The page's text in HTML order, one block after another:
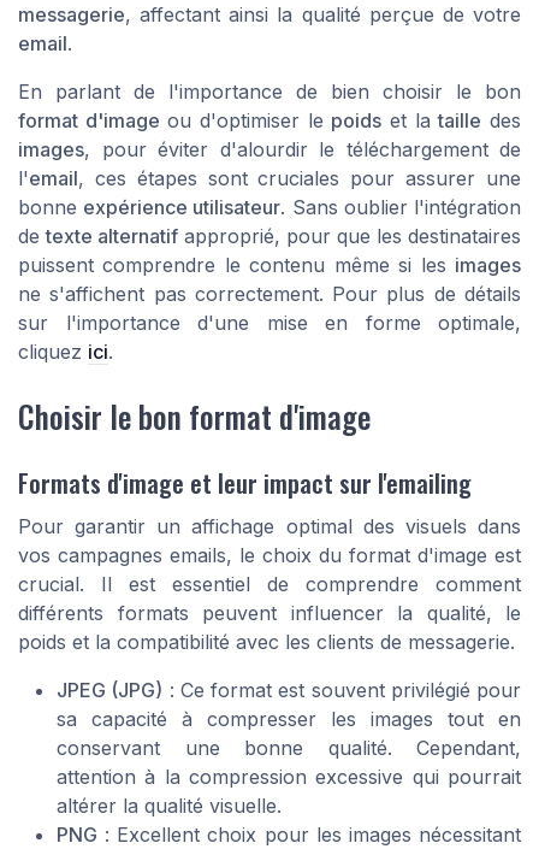
messagerie, affectant ainsi la qualité perçue de votre
email.
En parlant de l'importance de bien choisir le bon
format d'image ou d'optimiser le poids et lataille des
images, pour éviter d'alourdir le téléchargement de
l'email, ces étapes sont cruciales pour assurer une
bonne expérience utilisateur. Sans oublier l'intégration
detexte alternatif approprié, pour que les destinataires
puissent comprendre le contenu même si les images
ne s'affichent pas correctement. Pour plus de détails
sur l'importance d'une mise en forme optimale,
cliquez ici.
Choisir le bon format d'image
Formats d'image et leur impact sur l'emailing
Pour garantir un affichage optimal des visuels dans
vos campagnes emails, le choix du format d'image est
crucial. Il est essentiel de comprendre comment
différents formats peuvent influencer la qualité, le
poids et la compatibilité avec les clients de messagerie.
JPEG (JPG) : Ce format est souvent privilégié pour
sa capacité à compresser les images tout en
conservant une bonne qualité. Cependant,
attention à la compression excessive qui pourrait
altérer la qualité visuelle.
PNG : Excellent choix pour les images nécessitant